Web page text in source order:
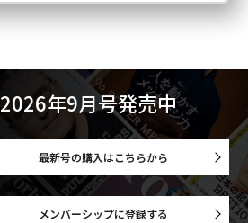
2026年9月号発売中
最新号の購入はこちらから
メンバーシップに登録する